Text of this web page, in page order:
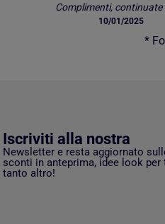
Complimenti, continuate
10/01/2025
*
Iscriviti alla nostra
Newsletter e resta aggiornato
sconti in anteprima, idee look
tanto altro!